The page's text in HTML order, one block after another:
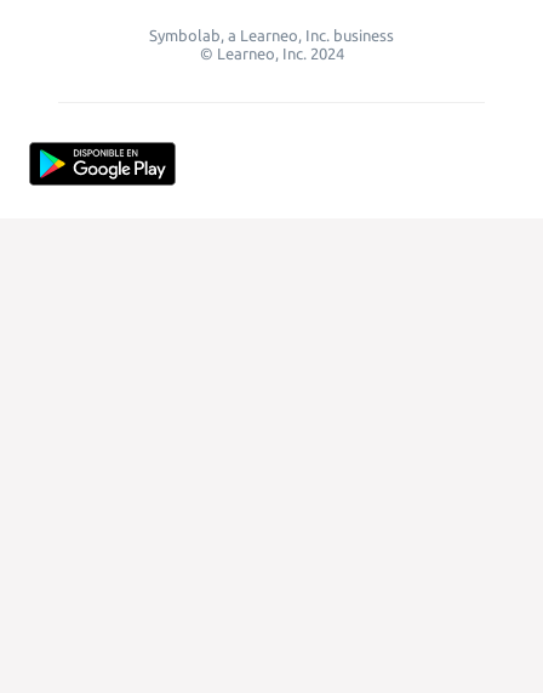
Symbolab, a Learneo, Inc. business
© Learneo, Inc. 2024